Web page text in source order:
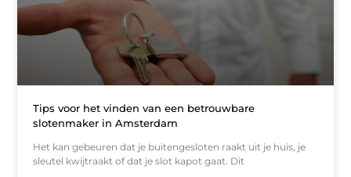
Tips voor het vinden van een betrouwbare
slotenmaker in Amsterdam
Het kan gebeuren dat je buitengesloten raakt uit je huis, je
sleutel kwijtraakt of dat je slot kapot gaat. Dit